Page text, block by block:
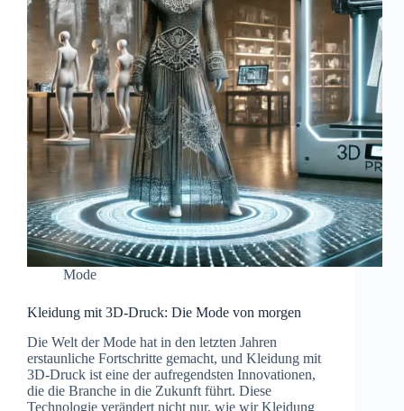
Mode
Kleidung mit 3D-Druck: Die Mode von morgen
Die Welt der Mode hat in den letzten Jahren
erstaunliche Fortschritte gemacht, und Kleidung mit
3D-Druck ist eine der aufregendsten Innovationen,
die die Branche in die Zukunft führt. Diese
Technologie verändert nicht nur, wie wir Kleidung